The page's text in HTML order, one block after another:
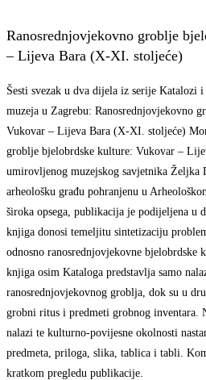
Ranosrednjovjekovno groblje
– Lijeva Bara (X-XI. stoljeće)
Šesti svezak u dva dijela iz serije Katalozi
muzeja u Zagrebu: Ranosrednjovjekovno
Vukovar – Lijeva Bara (X-XI. stoljeće)
groblje bjelobrdske kulture: Vukovar –
umirovljenog muzejskog savjetnika Željka
arheološku građu pohranjenu u
široka opsega, publikacija je podijeljena u
knjiga donosi temeljitu sintetizaciju
odnosno ranosrednjovjekovne
knjiga osim Kataloga predstavlja samo
ranosrednjovjekovnog groblja, dok su u
grobni ritus i predmeti grobnog inventara.
nalazi te kulturno-povijesne okolnosti
predmeta, priloga, slika, tablica i tabli.
kratkom pregledu publikacije.